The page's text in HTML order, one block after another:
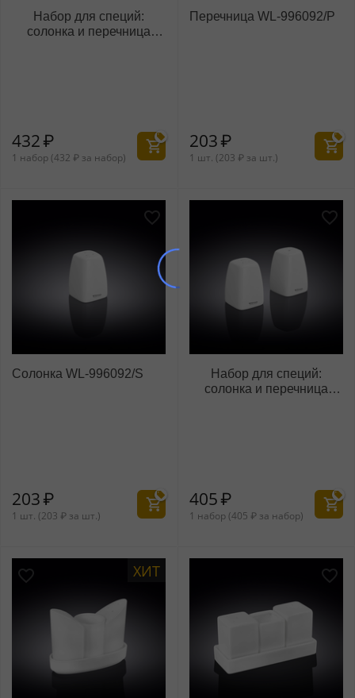
Набор для специй:
солонка и перечница
432₽
1 набор (432 ₽ за набор)
Перечница WL‑996092/P
203₽
1 шт. (203 ₽ за шт.)
Солонка WL‑996092/S
203₽
1 шт. (203 ₽ за шт.)
Набор для специй:
солонка и перечница
405₽
1 набор (405 ₽ за набор)
ХИТ